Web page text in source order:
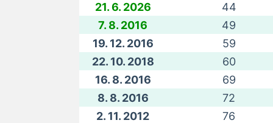
21. 6. 2026
44
7. 8. 2016
49
19. 12. 2016
59
22. 10. 2018
60
16. 8. 2016
69
8. 8. 2016
72
2. 11. 2012
76